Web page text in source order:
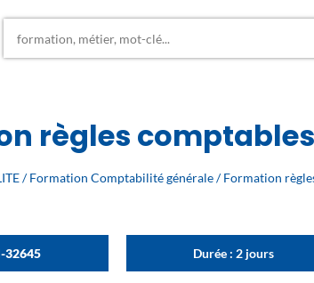
règles
/Formation Comptabilité générale/ Formation
32645 Durée : 2 jours